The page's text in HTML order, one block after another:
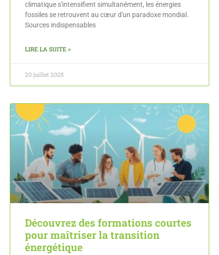
climatique s'intensifient simultanément, les énergies
fossiles se retrouvent au cœur d'un paradoxe mondial.
Sources indispensables
LIRE LA SUITE »
20 juillet 2025
Découvrez des formations courtes
pour maîtriser la transition
énergétique